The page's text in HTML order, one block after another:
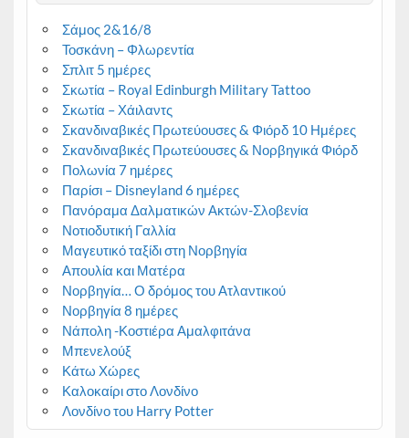
Σάμος 2&16/8
Τοσκάνη – Φλωρεντία
Σπλιτ 5 ημέρες
Σκωτία – Royal Edinburgh Military Tattoo
Σκωτία – Χάιλαντς
Σκανδιναβικές Πρωτεύουσες & Φιόρδ 10 Ημέρες
Σκανδιναβικές Πρωτεύουσες & Νορβηγικά Φιόρδ
Πολωνία 7 ημέρες
Παρίσι – Disneyland 6 ημέρες
Πανόραμα Δαλματικών Ακτών-Σλοβενία
Νοτιοδυτική Γαλλία
Μαγευτικό ταξίδι στη Νορβηγία
Απουλία και Ματέρα
Νορβηγία… Ο δρόμος του Ατλαντικού
Νορβηγία 8 ημέρες
Νάπολη -Κοστιέρα Αμαλφιτάνα
Μπενελούξ
Κάτω Χώρες
Καλοκαίρι στο Λονδίνο
Λονδίνο του Harry Potter